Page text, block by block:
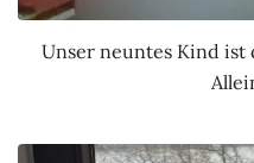
Unser neuntes Kind ist